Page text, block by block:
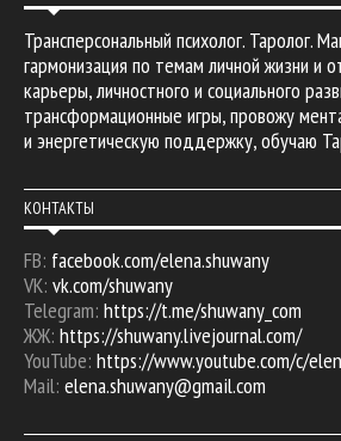
Трансперсональный психолог. Таролог.
гармонизация по темам личной жизни и
карьеры, личностного и социального
трансформационные игры, провожу
и энергетическую поддержку, обучаю
КОНТАКТЫ
FB: facebook.com/elena.shuwany
VK: vk.com/shuwany
Telegram: https://t.me/shuwany_com
ЖЖ: https://shuwany.livejournal.com/
YouTube: https://www.youtube.com/c/
Mail: elena.shuwany@gmail.com